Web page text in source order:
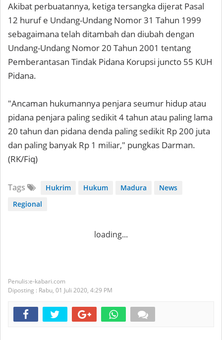
Akibat perbuatannya, ketiga tersangka dijerat Pasal
12 huruf e Undang-Undang Nomor 31 Tahun 1999
sebagaimana telah ditambah dan diubah dengan
Undang-Undang Nomor 20 Tahun 2001 tentang
Pemberantasan Tindak Pidana Korupsi juncto 55 KUH
Pidana.
"Ancaman hukumannya penjara seumur hidup atau
pidana penjara paling sedikit 4 tahun atau paling lama
20 tahun dan pidana denda paling sedikit Rp 200 juta
dan paling banyak Rp 1 miliar," pungkas Darman.
(RK/Fiq)
Tags Hukrim Hukum Madura
News
Regional
loading...
e-kabari.com
Diposting : Rabu, 01 Juli 2020, 4:29 PM